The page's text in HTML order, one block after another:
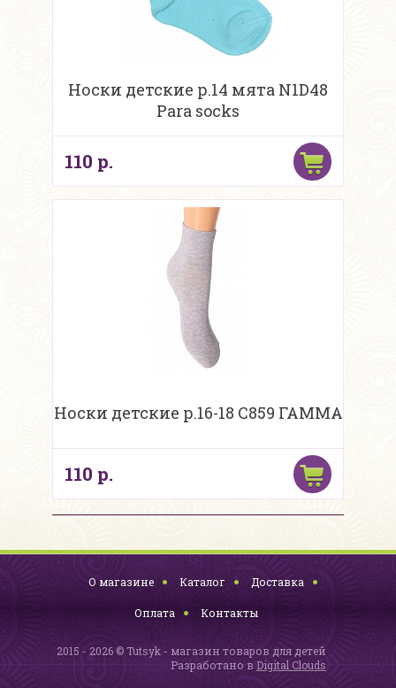
Носки детские р.14 мята N1D48
Para socks
110 р.
Носки детские р.16-18 С859 ГАММА
110 р.
О магазине Каталог Доставка
Оплата Контакты
2015 - 2026 © Tutsyk - магазин товаров для детей
Разработано в Digital Clouds